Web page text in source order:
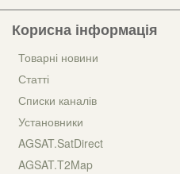
Корисна інформація
Товарні новини
Статті
Списки каналів
Установники
AGSAT.SatDirect
AGSAT.T2Map